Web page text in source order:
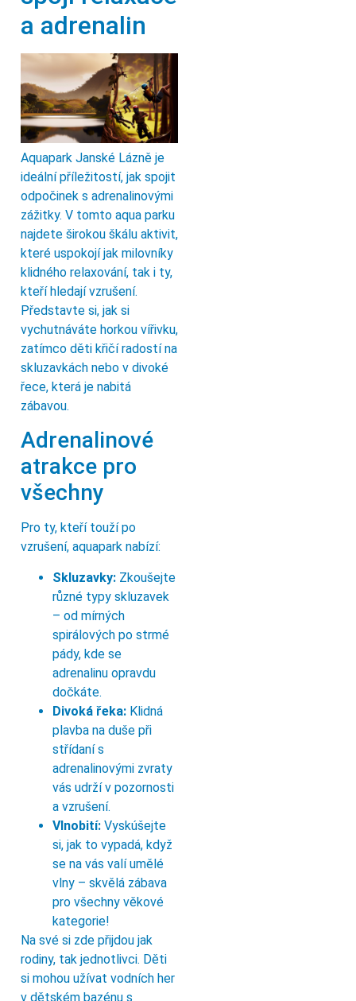
a adrenalin
Aquapark Janské Lázně je
ideální příležitostí, jak spojit
odpočinek s adrenalinovými
zážitky. V tomto aqua parku
najdete širokou škálu aktivit,
které uspokojí jak milovníky
klidného relaxování, tak i ty,
kteří hledají vzrušení.
Představte si, jak si
vychutnáváte horkou vířivku,
zatímco děti křičí radostí na
skluzavkách nebo v divoké
řece, která je nabitá
zábavou.
Adrenalinové
atrakce pro
všechny
Pro ty, kteří touží po
vzrušení, aquapark nabízí:
Skluzavky: Zkoušejte
různé typy skluzavek
– od mírných
spirálových po strmé
pády, kde se
adrenalinu opravdu
dočkáte.
Divoká řeka: Klidná
plavba na duše při
střídaní s
adrenalinovými zvraty
vás udrží v pozornosti
a vzrušení.
Vlnobití: Vyskúšejte
si, jak to vypadá, když
se na vás valí umělé
vlny – skvělá zábava
pro všechny věkové
kategorie!
Na své si zde přijdou jak
rodiny, tak jednotlivci. Děti
si mohou užívat vodních her
v dětském bazénu s